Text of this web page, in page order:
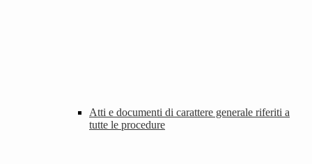
Atti e documenti di carattere generale riferiti a
tutte le procedure